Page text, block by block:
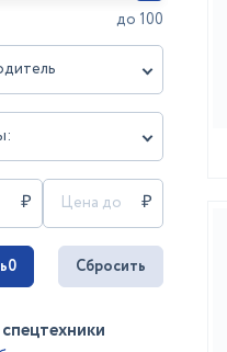
до 100
0 Сбросить